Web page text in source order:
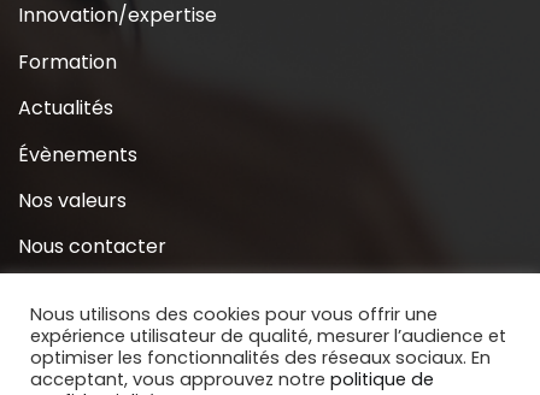
Innovation/expertise
Formation
Actualités
Évènements
Nos valeurs
Nous contacter
S’inscrire à la Newsletter
Nous soutenir
Nous utilisons des cookies pour vous offrir une
expérience utilisateur de qualité, mesurer l’audience et
optimiser les fonctionnalités des réseaux sociaux. En
acceptant, vous approuvez notre politique de